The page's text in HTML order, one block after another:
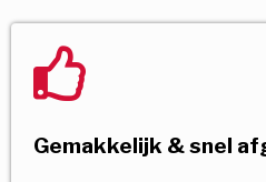
Gemakkelijk & snel